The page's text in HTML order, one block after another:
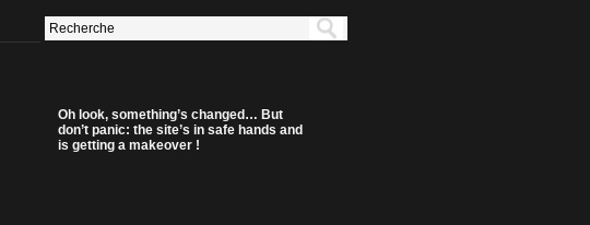
Oh look, something’s changed… But
don’t panic: the site’s in safe hands and
is getting a makeover !